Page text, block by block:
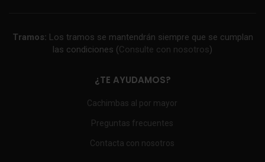
Tramos: Los tramos se mantendrán siempre que se cumplan
las condiciones (Consulte con nosotros)
¿TE AYUDAMOS?
Cachimbas al por mayor
Preguntas frecuentes
Contacta con nosotros